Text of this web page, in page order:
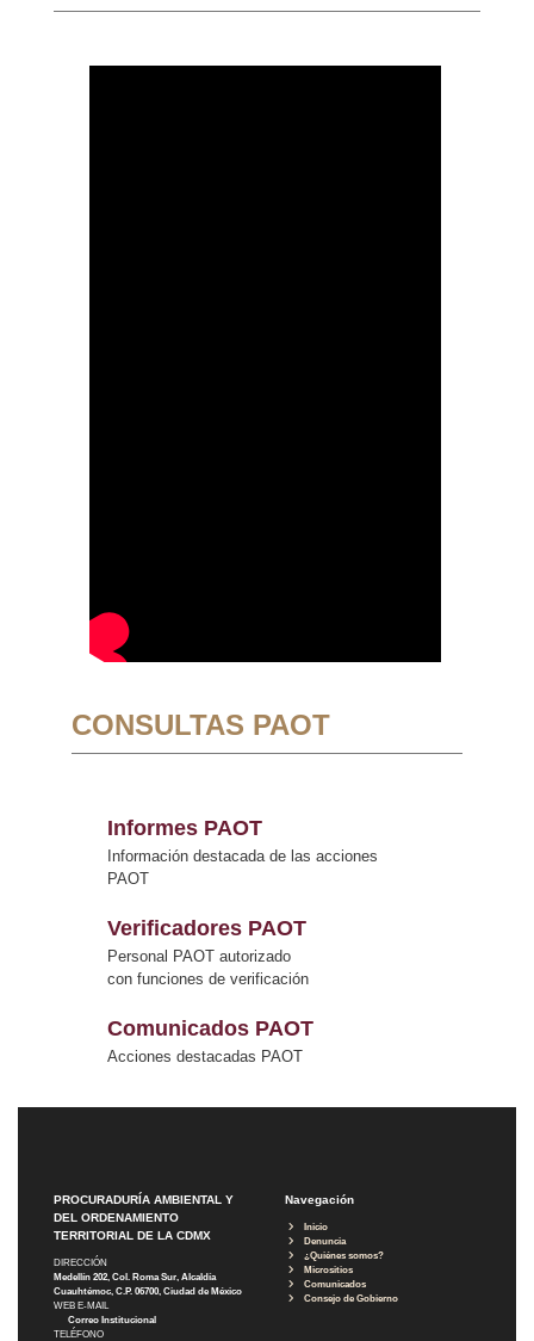
CONSULTAS PAOT
Informes PAOT
Información destacada de las acciones
PAOT
Verificadores PAOT
Personal PAOT autorizado
con funciones de verificación
Comunicados PAOT
Acciones destacadas PAOT
PROCURADURÍA AMBIENTAL Y
DEL ORDENAMIENTO
TERRITORIAL DE LA CDMX
DIRECCIÓN
Medellín 202, Col. Roma Sur, Alcaldía
Cuauhtémoc, C.P. 06700, Ciudad de México
WEB E-MAIL
Correo Institucional
TELÉFONO
Navegación
Inicio
Denuncia
¿Quiénes somos?
Micrositios
Comunicados
Consejo de Gobierno